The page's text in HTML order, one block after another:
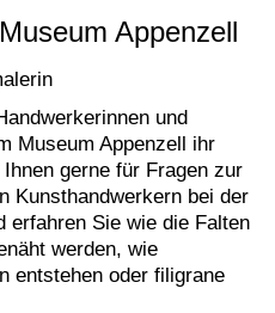
Appenzell
und
Museum Appenzell ihr
gerne für Fragen zur
Kunsthandwerkern bei der
erfahren Sie wie die Falten
werden, wie
entstehen oder filigrane